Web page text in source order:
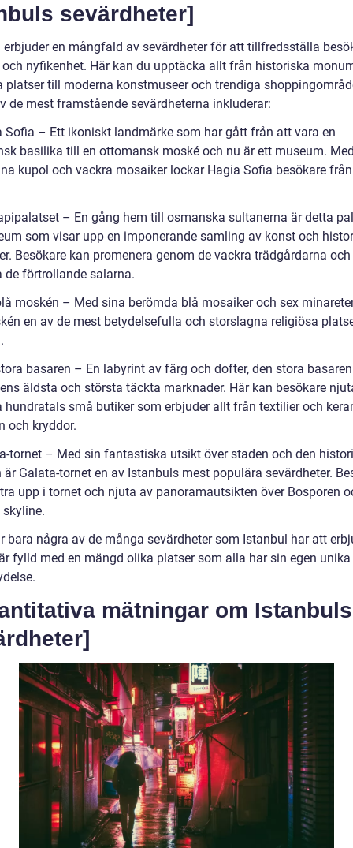
sevärdheter]
erbjuder en mångfald av sevärdheter för att tillfredsställa
och nyfikenhet. Här kan du upptäcka allt från historiska
platser till moderna konstmuseer och trendiga
de mest framstående sevärdheterna inkluderar:
Sofia – Ett ikoniskt landmärke som har gått från att vara en
basilika till en ottomansk moské och nu är ett museum.
kupol och vackra mosaiker lockar Hagia Sofia besökare
– En gång hem till osmanska sultanerna är detta
som visar upp en imponerande samling av konst och
Besökare kan promenera genom de vackra trädgårdarna och
de förtrollande salarna.
moskén – Med sina berömda blå mosaiker och sex
en av de mest betydelsefulla och storslagna religiösa
basaren – En labyrint av färg och dofter, den stora
äldsta och största täckta marknader. Här kan besökare
hundratals små butiker som erbjuder allt från textilier och
och kryddor.
tornet – Med sin fantastiska utsikt över staden och den
är Galata-tornet en av Istanbuls mest populära sevärdheter.
upp i tornet och njuta av panoramautsikten över Bosporen
bara några av de många sevärdheter som Istanbul har att
fylld med en mängd olika platser som alla har sin egen
mätningar om Istanbuls